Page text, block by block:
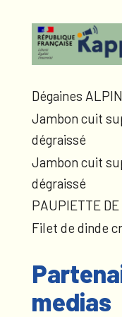
Dégaines
Jambon cuit
dégraissé
Jambon cuit
dégraissé
PAUPIETTE DE
Filet de dinde
medias